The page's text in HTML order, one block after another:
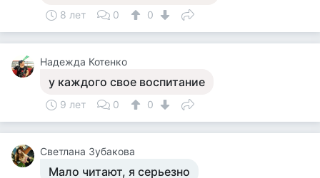
8 лет 0 0
Надежда Котенко
у каждого свое воспитание
9 лет 0 0
Светлана Зубакова
Мало читают, я серьезно